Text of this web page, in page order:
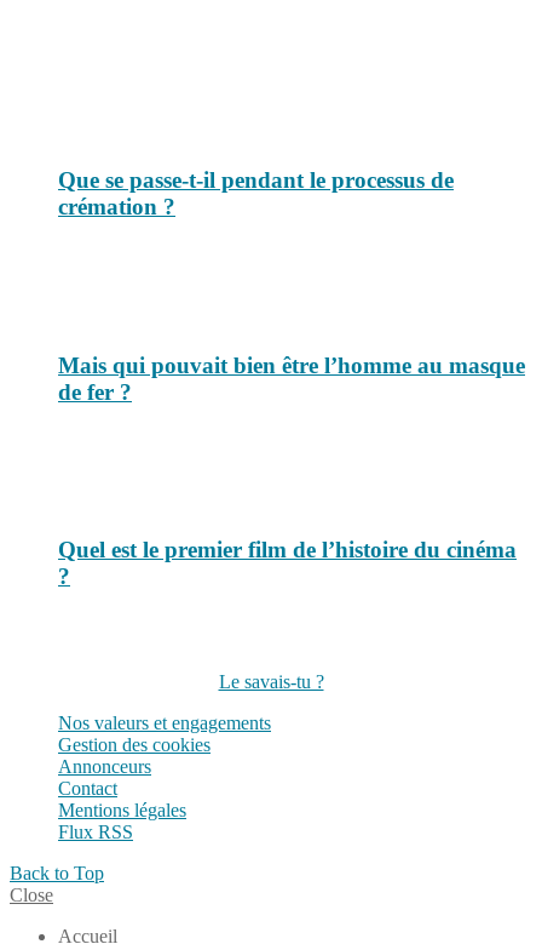
Que se passe-t-il pendant le processus de
crémation ?
Mais qui pouvait bien être l’homme au masque
de fer ?
Quel est le premier film de l’histoire du cinéma
?
Le savais-tu ?
Nos valeurs et engagements
Gestion des cookies
Annonceurs
Contact
Mentions légales
Flux RSS
Back to Top
Close
Accueil